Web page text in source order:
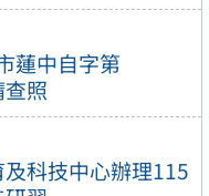
蓮中自字第
照
科技中心辦理115